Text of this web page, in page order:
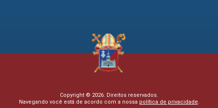
Copyright © 2026. Direitos reservados.
Navegando você está de acordo com a nossa política de privacidade.